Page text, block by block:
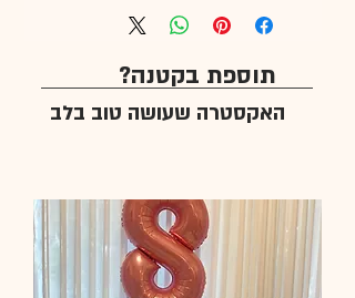
תוספת בקטנה?
האקסטרה שעושה טוב בלב